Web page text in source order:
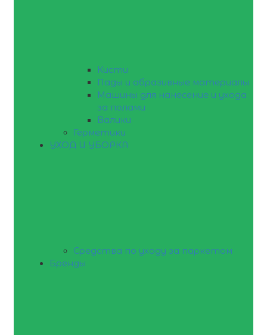
Кисти
Пады и абразивные материалы
Машины для нанесение и ухода
за полами
Валики
Герметики
УХОД И УБОРКА
Средства по уходу за паркетом
Бренды